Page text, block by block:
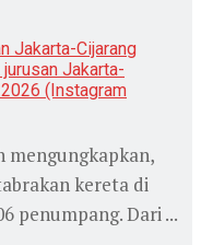
mengungkapkan,
kereta di
penumpang. Dari ...